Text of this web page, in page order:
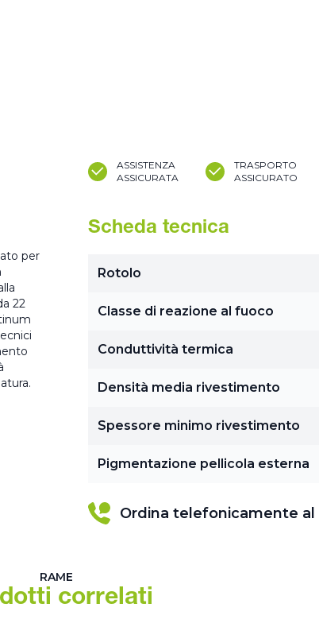
ASSISTENZA
ASSICURATA
TRASPORTO
ASSICURATO
per
22
Scheda tecnica
Rotolo
Classe di reazione al fuoco
Conduttività termica
Densità media rivestimento
Spessore minimo rivestimento
Pigmentazione pellicola esterna
Ordina telefonicamente al
RAME
correlati